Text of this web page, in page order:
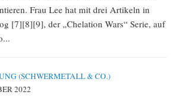
Frau Lee hat mit drei Artikeln in
[7][8][9], der „Chelation Wars“ Serie, auf
(SCHWERMETALL & CO.)
2022